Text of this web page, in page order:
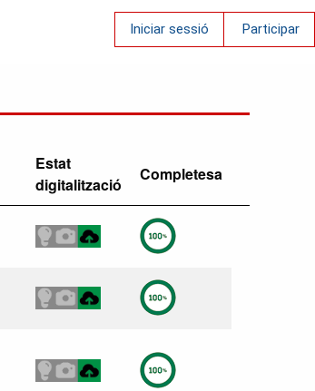
Iniciar sessió Participar
Estat
digitalització
Completesa